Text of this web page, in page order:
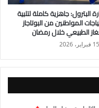
جديدة إلى برنامج التنمية
الزارعين والفئات الأخرى
والمستدامة في المجال
الزراعية للوزارة
في الحصول على قروض
البترول: جاهزية كاملة لتلبية
المواطنين من البوتاجاز
الطبيعي خلال رمضان
15 فبراير، 2026